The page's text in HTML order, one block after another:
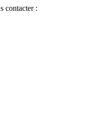
contacter :